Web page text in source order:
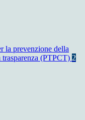
la prevenzione della
(PTPCT) 2